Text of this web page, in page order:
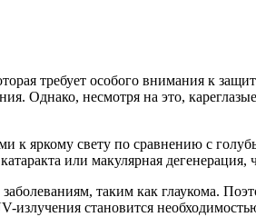
требует особого внимания к
Однако, несмотря на это,
к яркому свету по сравнению с
или макулярная дегенерация,
таким как глаукома.
становится